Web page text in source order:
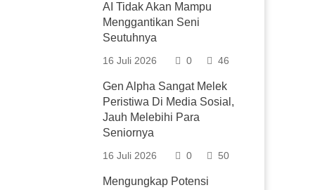
AI Tidak Akan Mampu
Menggantikan Seni
Seutuhnya
16 Juli 2026 0 46
Gen Alpha Sangat Melek
Peristiwa Di Media Sosial,
Jauh Melebihi Para
Seniornya
16 Juli 2026 0 50
Mengungkap Potensi